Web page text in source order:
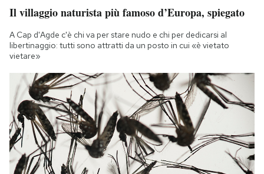
Il villaggio naturista più famoso d’Europa, spiegato
A Cap d'Agde c'è chi va per stare nudo e chi per dedicarsi al
libertinaggio: tutti sono attratti da un posto in cui «è vietato
vietare»